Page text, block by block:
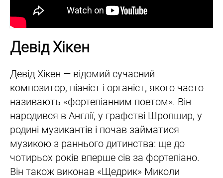
Девід Хікен
Девід Хікен — відомий сучасний
композитор, піаніст і органіст, якого часто
називають «фортепіанним поетом». Він
народився в Англії, у графстві Шропшир, у
родині музикантів і почав займатися
музикою з раннього дитинства: ще до
чотирьох років вперше сів за фортепіано.
Він також виконав «Щедрик» Миколи